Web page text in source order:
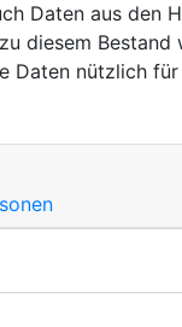
Daten aus den
diesem
Daten nützlich